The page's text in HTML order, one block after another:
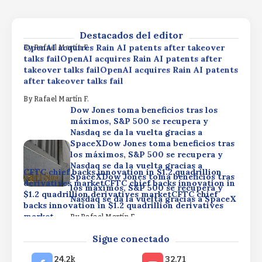
Destacados del editor
Rafael Martín F.
ByRafael Martín F.
OpenAI acquires Rain AI patents after takeover
talks failOpenAI acquires Rain AI patents after
takeover talks failOpenAI acquires Rain AI patents
after takeover talks fail
By Rafael Martín F.
Dow Jones toma beneficios tras los
máximos, S&P 500 se recupera y
Nasdaq se da la vuelta gracias a
SpaceXDow Jones toma beneficios tras
los máximos, S&P 500 se recupera y
Nasdaq se da la vuelta gracias a
SpaceXDow Jones toma beneficios tras
los máximos, S&P 500 se recupera y
Nasdaq se da la vuelta gracias a SpaceX
By Rafael Martín F.
CFTC chief backs innovation in $1.2 quadrillion
derivatives marketCFTC chief backs innovation in
$1.2 quadrillion derivatives marketCFTC chief
backs innovation in $1.2 quadrillion derivatives
market
OpenAI acquires Rain AI patents after takeover
talks failOpenAI acquires Rain AI patents after
takeover talks failOpenAI acquires Rain AI patents
Sigue conectado
24.2k 32.71